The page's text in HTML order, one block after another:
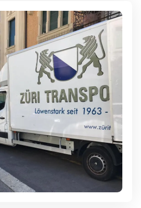
- Für Privatumzüge